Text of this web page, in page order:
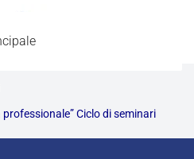
professionale” Ciclo di seminari